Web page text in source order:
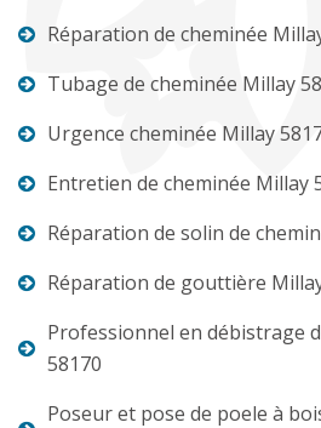
Réparation de cheminée
Tubage de cheminée Millay
Urgence cheminée Millay
Entretien de cheminée Millay
Réparation de solin de
Réparation de gouttière
Professionnel en débistrage
58170
Poseur et pose de poele à